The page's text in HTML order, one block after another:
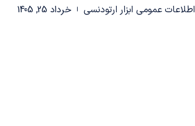
خرداد 25, 1405 اطلاعات عمومی ابزار ارتودنسی